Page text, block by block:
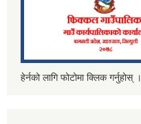
हेर्नको लागि फोटोमा क्लिक गर्नुहोस् ।